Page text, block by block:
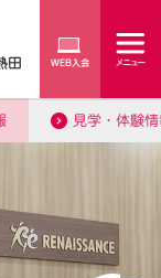
田
見学・体験